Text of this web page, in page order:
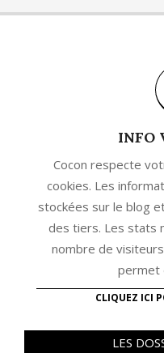
INFO
Cocon respecte
cookies. Les
stockées sur le blog
des tiers. Les stats
nombre de
permet
CLIQUEZ ICI
LES